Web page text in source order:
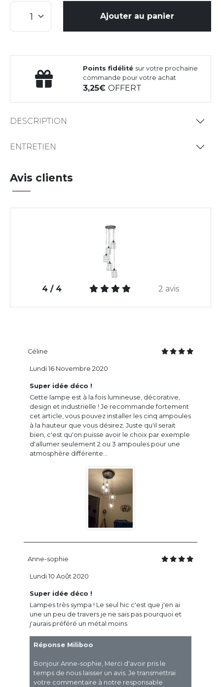
Ajouter au panier
Points fidélité sur votre prochaine
commande pour votre achat
3,25OFFERT
DESCRIPTION
ENTRETIEN
Avis clients
4 / 4 2 avis
Céline
Super idée déco !
Cette lampe est à la fois lumineuse, décorative,
design et industrielle ! Je recommande fortement
cet article, vous pouvez installer les cinq ampoules
à la hauteur que vous désirez. Juste qu'il serait
bien, c'est qu'on puisse avoir le choix par exemple
d'allumer seulement 2 ou 3 ampoules pour une
atmosphère différente...
Lundi 16 Novembre 2020
Anne-sophie
Super idée déco !
Lampes très sympa ! Le seul hic c'est que j'en ai
une un peu de travers je ne sais pas pourquoi et
j'aurais préféré un métal moins
Réponse Miliboo
Bonjour Anne-sophie, Merci d'avoir pris le
temps de nous laisser un avis. Je transmettrai
votre commentaire à notre responsable
Lundi 10 Août 2020